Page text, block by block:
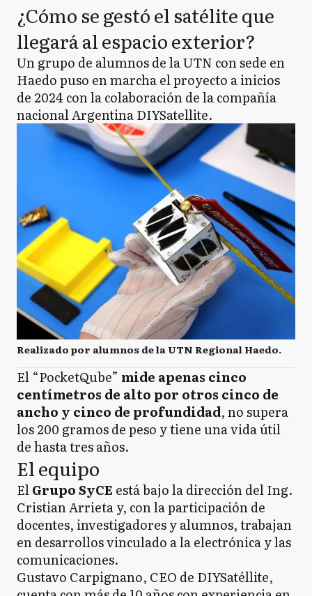
¿Cómo se gestó el satélite que
llegará al espacio exterior?
Un grupo de alumnos de la UTN con sede en
Haedo puso en marcha el proyecto a inicios
de 2024 con la colaboración de la compañía
nacional Argentina DIYSatellite.
Realizado por alumnos de la UTN Regional Haedo.
El “PocketQube” mide apenas cinco
centímetros de alto por otros cinco de
ancho y cinco de profundidad, no supera
los 200 gramos de peso y tiene una vida útil
de hasta tres años.
El equipo
ElGrupo SyCE está bajo la dirección del Ing.
Cristian Arrieta y, con la participación de
docentes, investigadores y alumnos, trabajan
en desarrollos vinculado a la electrónica y las
comunicaciones.
Gustavo Carpignano, CEO de DIYSatéllite,